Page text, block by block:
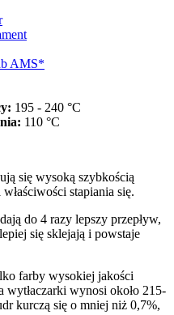
AMS*
195 - 240 °C
110 °C
się wysoką szybkością
stapiania się.
do 4 razy lepszy przepływ,
się sklejają i powstaje
farby wysokiej jakości
wytłaczarki wynosi około 215-
kurczą się o mniej niż 0,7%,